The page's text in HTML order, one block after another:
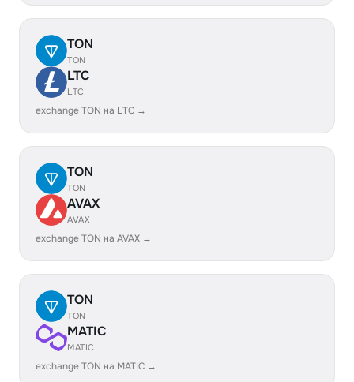
TON
TON
LTC
LTC
exchange TON на LTC →
TON
TON
AVAX
AVAX
exchange TON на AVAX →
TON
TON
MATIC
MATIC
exchange TON на MATIC →